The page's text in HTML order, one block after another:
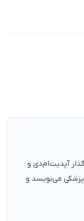
شمارهٔ نظام پزشکی ۱۳۵۴۰۵، فارغ‌التحصیل ۱۳۹۰. بنیان‌گذار آپدیت‌ام‌دی و
پزشکی می‌نویسد و